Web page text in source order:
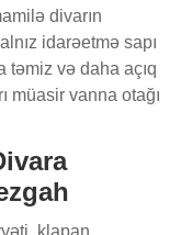
divarın
idarəetmə sapı
təmiz və daha açıq
müasir vanna otağı
klapan